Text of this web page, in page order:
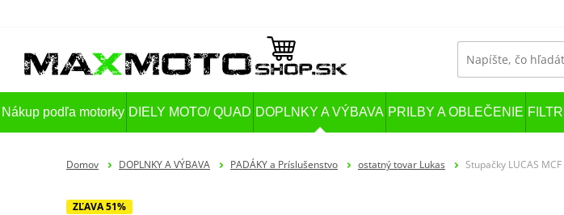
Nákup podľa motorky DIELY MOTO/ QUAD DOPLNKY A VÝBAVA PRILBY A OBLEČENIE
Domov DOPLNKY A VÝBAVA PADÁKY a Príslušenstvo ostatný tovar Lukas Stupačky LUCAS
ZĽAVA 51%